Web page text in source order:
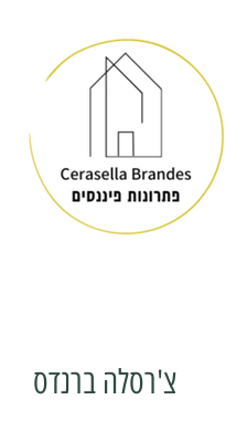
צ'רסלה ברנדס